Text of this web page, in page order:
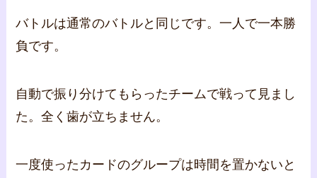
バトルは通常のバトルと同じです。一人で一本勝
負です。
自動で振り分けてもらったチームで戦って見まし
た。全く歯が立ちません。
一度使ったカードのグループは時間を置かないと